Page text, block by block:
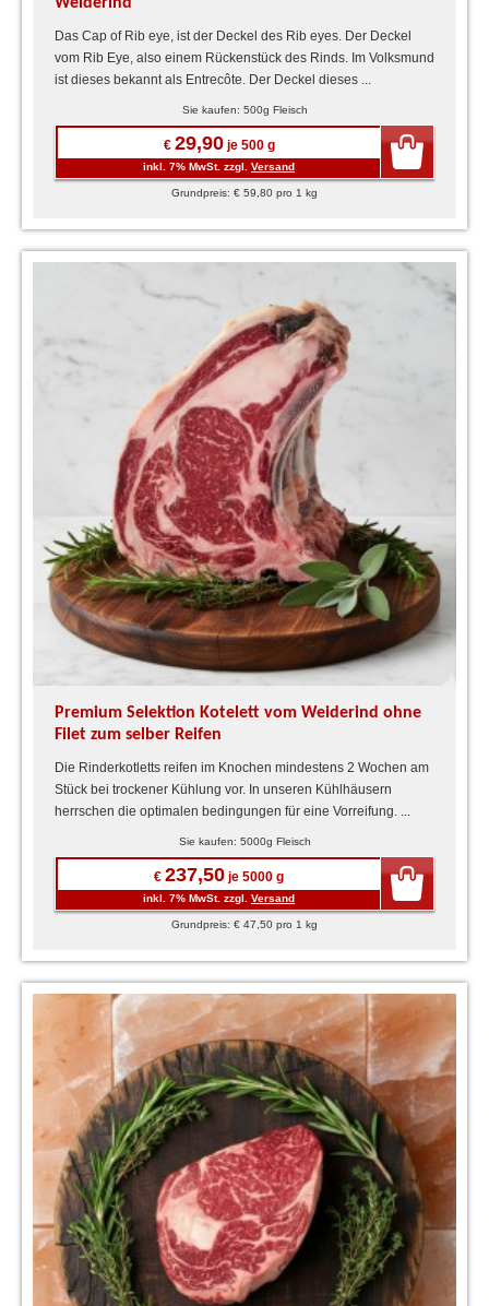
Das Cap of Rib eye, ist der Deckel des Rib eyes. Der Deckel
vom Rib Eye, also einem Rückenstück des Rinds. Im Volksmund
ist dieses bekannt als Entrecôte. Der Deckel dieses ...
Sie kaufen: 500g Fleisch
€ 29,90je 500 g
inkl. 7% MwSt. zzgl. Versand
Grundpreis: € 59,80 pro 1 kg
Premium Selektion Kotelett vom Weiderind ohne
Filet zum selber Reifen
Die Rinderkotletts reifen im Knochen mindestens 2 Wochen am
Stück bei trockener Kühlung vor. In unseren Kühlhäusern
herrschen die optimalen bedingungen für eine Vorreifung. ...
Sie kaufen: 5000g Fleisch
€ 237,50 je 5000 g
inkl. 7% MwSt. zzgl. Versand
Grundpreis: € 47,50 pro 1 kg